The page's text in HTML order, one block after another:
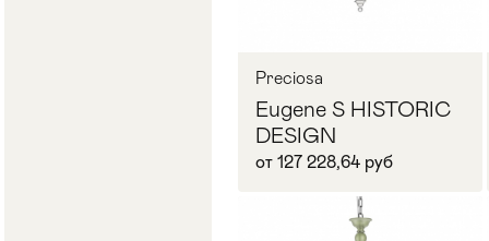
Preciosa
Eugene S HISTORIC
DESIGN
от 127 228,64 руб